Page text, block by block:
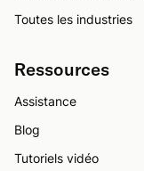
Toutes les industries
Ressources
Assistance
Blog
Tutoriels vidéo